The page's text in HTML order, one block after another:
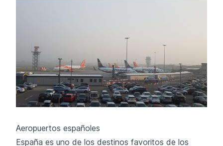
Aeropuertos españoles
España es uno de los destinos favoritos de los